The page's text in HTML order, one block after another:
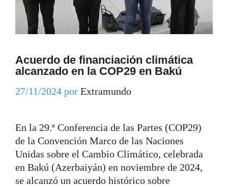
Acuerdo de financiación climática
alcanzado en la COP29 en Bakú
27/11/2024 por Extramundo
En la 29.ª Conferencia de las Partes (COP29)
de la Convención Marco de las Naciones
Unidas sobre el Cambio Climático, celebrada
en Bakú (Azerbaiyán) en noviembre de 2024,
se alcanzó un acuerdo histórico sobre